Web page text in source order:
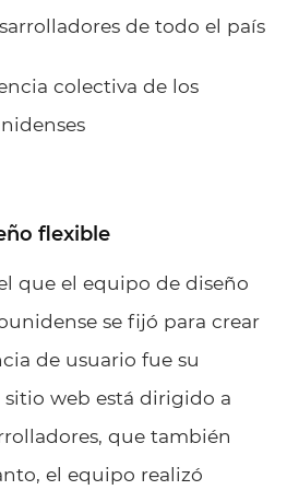
de todo el país
colectiva de los
flexible
que el equipo de diseño
se fijó para crear
de usuario fue su
web está dirigido a
que también
el equipo realizó